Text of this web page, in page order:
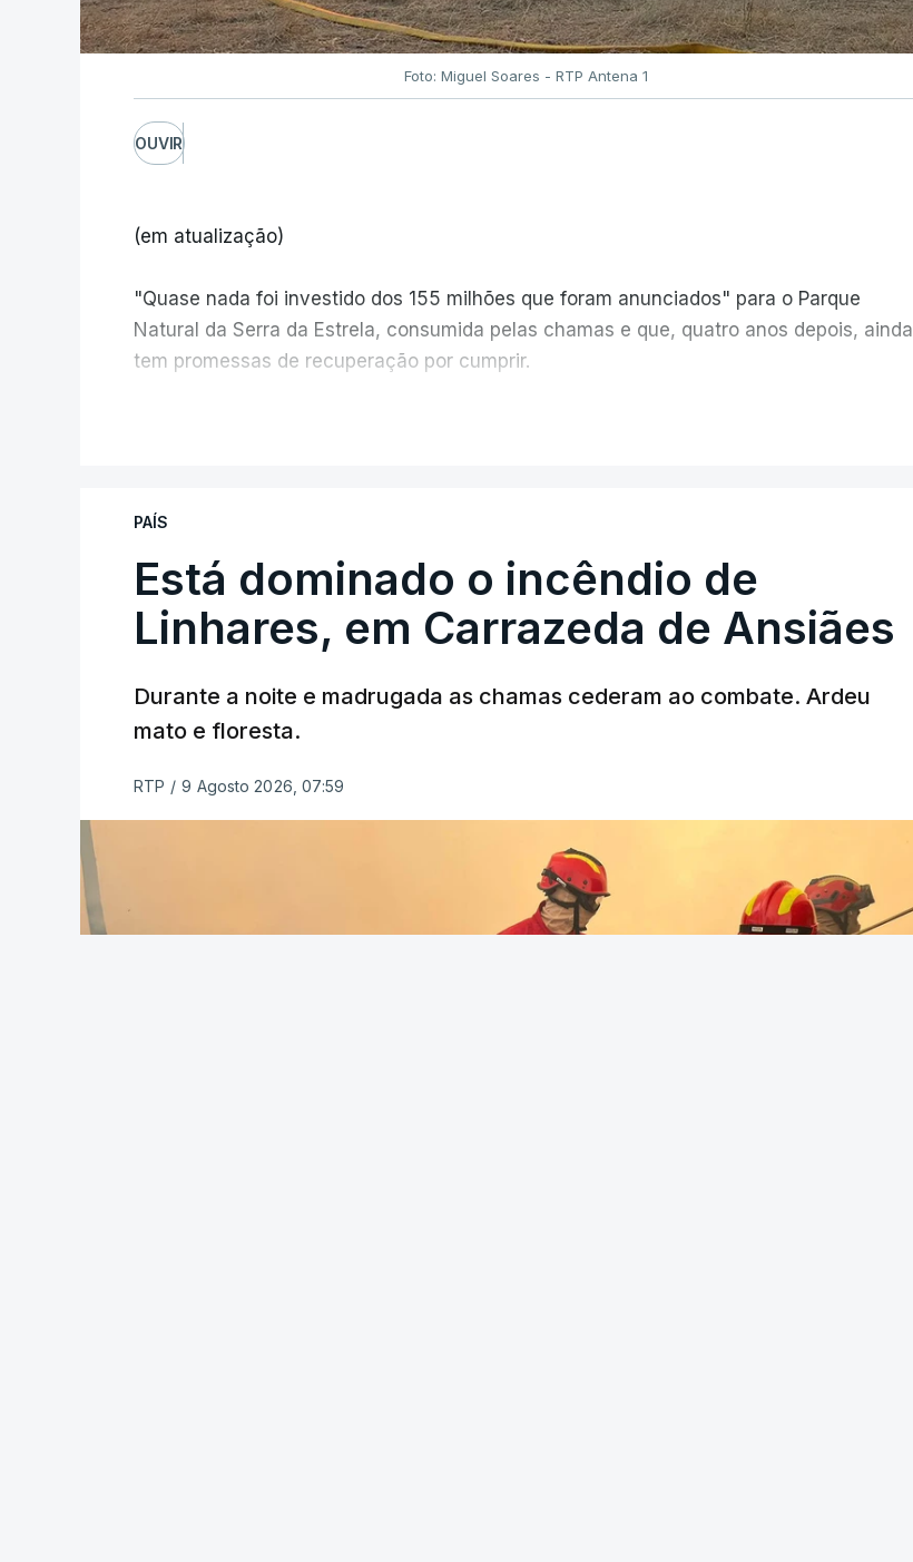
Foto: Miguel Soares - RTP Antena 1
OUVIR
(em atualização)
"Quase nada foi investido dos 155 milhões que foram anunciados" para o Parque
Natural da Serra da Estrela, consumida pelas chamas e que, quatro anos depois, ainda
tem promessas de recuperação por cumprir.
ERRO 100
ERROR ON HTML5 MEDIA ELEMENT
PAÍS
Está dominado o incêndio de
Linhares, em Carrazeda de Ansiães
Durante a noite e madrugada as chamas cederam ao combate. Ardeu
mato e floresta.
RTP / 9 Agosto 2026, 07:59